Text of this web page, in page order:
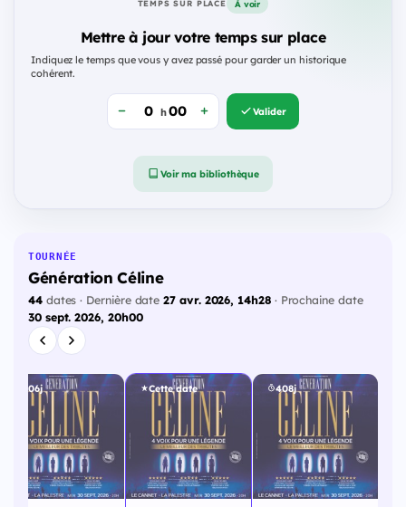
TEMPS SUR PLACE À voir
Mettre à jour votre temps sur place
Indiquez le temps que vous y avez passé pour garder un historique
cohérent.
h Valider
Voir ma bibliothèque
TOURNÉE
Génération Céline
44dates · Dernière date27 avr. 2026, 14h28· Prochaine date
30 sept. 2026, 20h00
406j Cette date 408j